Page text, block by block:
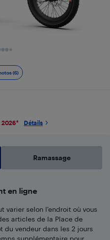
(6)
2026* Détails
Ramassage
en ligne
varier selon l'endroit où vous
articles de la Place de
du vendeur dans les 2 jours
supplémentaire pour